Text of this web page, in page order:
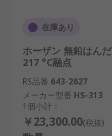
在庫あり
ホーザン 無鉛はん
217 °C融点
RS品番 643-2627
メーカー型番 HS-313
1個小計：
￥23,300.00(税抜)